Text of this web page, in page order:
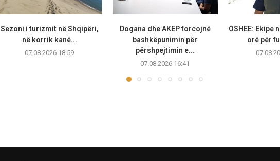
Sezoni i turizmit në Shqipëri,
në korrik kanë...
07.08.2026 18:59
Dogana dhe AKEP forcojnë
bashkëpunimin për
përshpejtimin e...
07.08.2026 16:41
OSHEE: Ekipe
orë për